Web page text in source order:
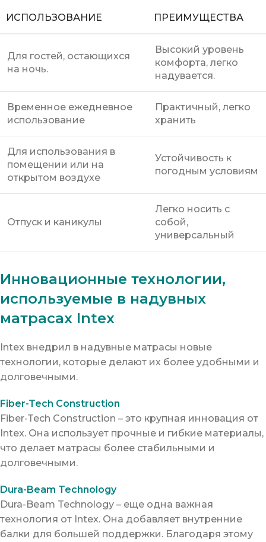
ИСПОЛЬЗОВАНИЕ ПРЕИМУЩЕСТВА
Для гостей, остающихся
на ночь.
Высокий уровень
комфорта, легко
надувается.
Временное ежедневное
использование
Практичный, легко
хранить
Для использования в
помещении или на
открытом воздухе
Устойчивость к
погодным условиям
Отпуск и каникулы
Легко носить с
собой,
универсальный
Инновационные технологии,
используемые в надувных
матрасах Intex
Intex внедрил в надувные матрасы новые
технологии, которые делают их более удобными и
долговечными.
Fiber-Tech Construction
Fiber-Tech Construction – это крупная инновация от
Intex. Она использует прочные и гибкие материалы,
что делает матрасы более стабильными и
долговечными.
Dura-Beam Technology
Dura-Beam Technology – еще одна важная
технология от Intex. Она добавляет внутренние
балки для большей поддержки. Благодаря этому